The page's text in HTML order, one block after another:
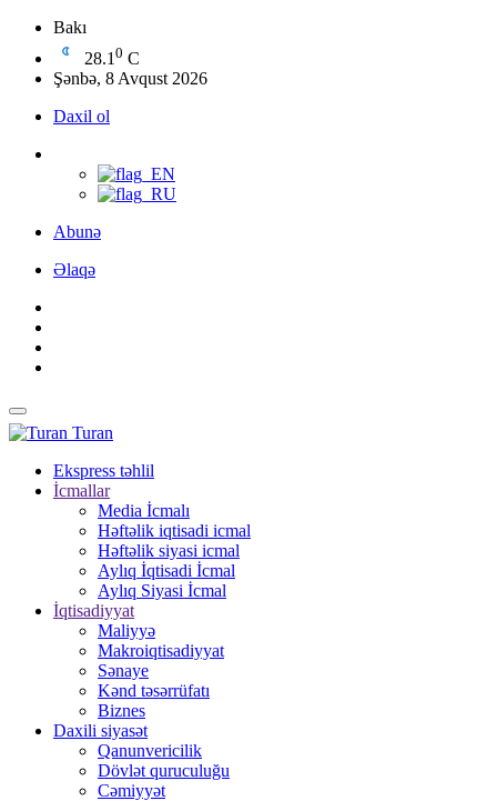
Bakı
28.1 0 C
Şənbə, 8 Avqust 2026
Daxil ol
Abunə
Əlaqə
Turan
Ekspress təhlil
İcmallar
Media İcmalı
Həftəlik iqtisadi icmal
Həftəlik siyasi icmal
Aylıq İqtisadi İcmal
Aylıq Siyasi İcmal
İqtisadiyyat
Maliyyə
Makroiqtisadiyyat
Sənaye
Kənd təsərrüfatı
Biznes
Daxili siyasət
Qanunvericilik
Dövlət quruculuğu
Cəmiyyət